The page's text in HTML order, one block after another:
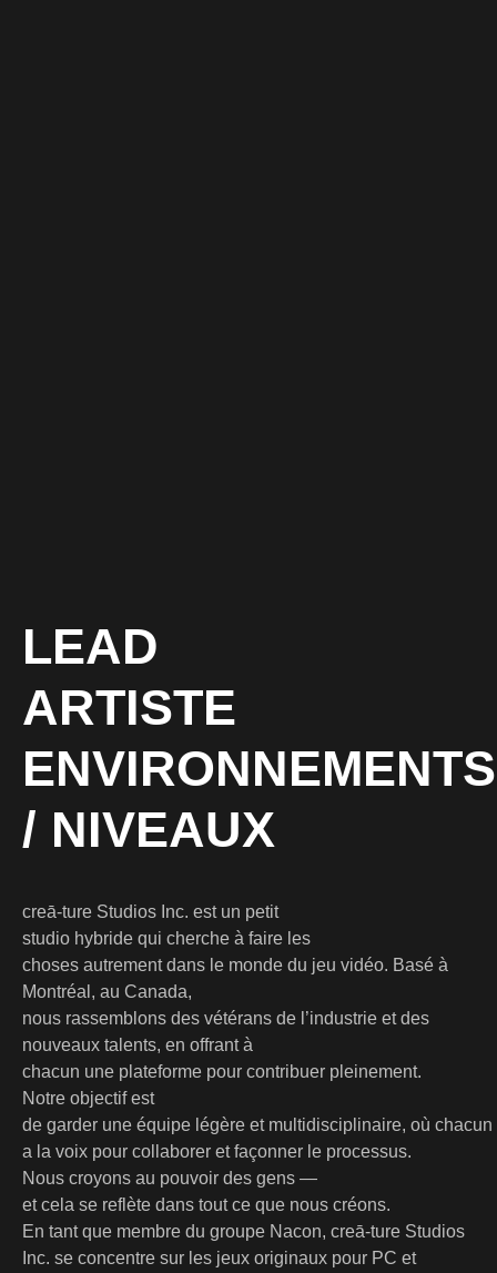
LEAD
ARTISTE
ENVIRONNEMENTS
/ NIVEAUX
creā-ture Studios Inc. est un petit
studio hybride qui cherche à faire les
choses autrement dans le monde du jeu vidéo. Basé à
Montréal, au Canada,
nous rassemblons des vétérans de l’industrie et des
nouveaux talents, en offrant à
chacun une plateforme pour contribuer pleinement.
Notre objectif est
de garder une équipe légère et multidisciplinaire, où chacun
a la voix pour collaborer et façonner le processus.
Nous croyons au pouvoir des gens —
et cela se reflète dans tout ce que nous créons.
En tant que membre du groupe Nacon, creā-ture Studios
Inc. se concentre sur les jeux originaux pour PC et